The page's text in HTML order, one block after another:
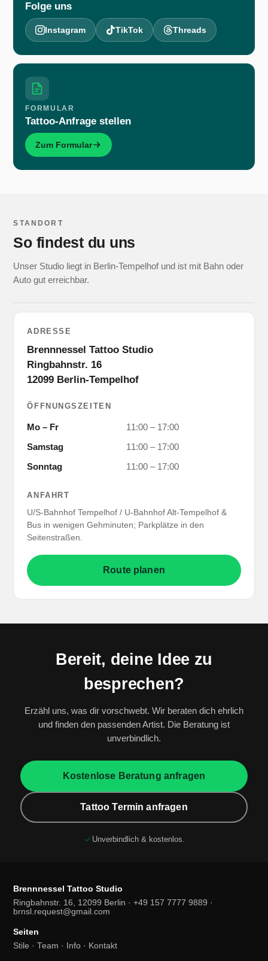
Folge uns
Instagram TikTok Threads
FORMULAR
Tattoo-Anfrage stellen
Zum Formular
STANDORT
So findest du uns
Unser Studio liegt in Berlin-Tempelhof und ist mit Bahn oder
Auto gut erreichbar.
ADRESSE
Brennnessel Tattoo Studio
Ringbahnstr. 16
12099 Berlin-Tempelhof
ÖFFNUNGSZEITEN
Mo – Fr
11:00 – 17:00
Samstag
11:00 – 17:00
Sonntag
11:00 – 17:00
ANFAHRT
U/S-Bahnhof Tempelhof / U-Bahnhof Alt-Tempelhof &
Bus in wenigen Gehminuten; Parkplätze in den
Seitenstraßen.
Route planen
Bereit, deine Idee zu
besprechen?
Erzähl uns, was dir vorschwebt. Wir beraten dich ehrlich
und finden den passenden Artist. Die Beratung ist
unverbindlich.
Kostenlose Beratung anfragen
Tattoo Termin anfragen
Unverbindlich & kostenlos.
Brennnessel Tattoo Studio
Ringbahnstr. 16, 12099 Berlin · +49 157 7777 9889 ·
brnsl.request@gmail.com
Seiten
Stile ·Team · Info · Kontakt